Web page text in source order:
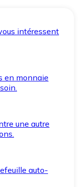
intéressent
en monnaie
une autre
auto-